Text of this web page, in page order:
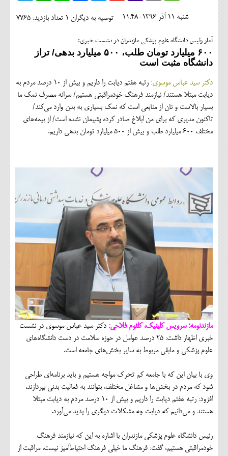
کلینیک
محیط زیست و گردشگری
فرهنگی و هنری
اقتصادی
خانه
تعداد بازدید: 7765 توصیه به دیگران 1 شنبه 11 آذر 1396-11:48
آمار رئیس دانشگاه علوم پزشکی مازندران در نشست خبری:
۶۰۰ میلیارد تومان طلب، ۵۰۰ میلیارد بدهی/ تراز
دانشگاه مثبت است
دکتر سید عباس موسوی:
رتبه هفتم دیابت را داریم و بیش از ۱۰ درصد مردم به
دیابت مبتلا هستند/ نیازمند فرهنگ خودمراقبتی هستیم/ سرانه مصرف نمک ما
بسیار بالاست و نان از منابعی است که نمک بسیاری به بدن وارد می‌کند/
تاکنون مدیری که برای من ابلاغ صادر کرده پشیمان نشده است/ از بیمه‌های
مختلف ۶۰۰ میلیارد طلب و بیش از ۵۰۰ میلیارد تومان بدهی داریم.
مازندنومه؛ سرویس کلینیک، کلثوم فلاحی: دکتر سید عباس موسوی در نشست
خبری اظهار داشت: ۲۵ درصد عوامل در حوزه سلامت در دست دانشگاه‌های
علوم پزشکی و مابقی مربوط به سایر بخش‌های جامعه است.
وی با بیان این که با جامعه کم تحرک مواجه هستیم و باید برنامه‌ای طراحی
شود که مردم در بخش‌ها و مشاغل مختلف، بتوانند به فعالیت بدنی بپردازند،
افزود: رتبه هفتم دیابت را داریم و بیش از ۱۰ درصد مردم به دیابت مبتلا
هستند و می‌دانیم که دیابت چه مشکلات دیگری را پدید می‌آورد.
رئیس دانشگاه علوم پزشکی مازندران با اشاره به این که نیازمند فرهنگ
خودمراقبتی هستیم، گفت: فرهنگ ما خیلی فرهنگ احتیاط‌آمیز نیست، مراقبت از